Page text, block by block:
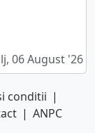
06 August '26
conditii |
| ANPC